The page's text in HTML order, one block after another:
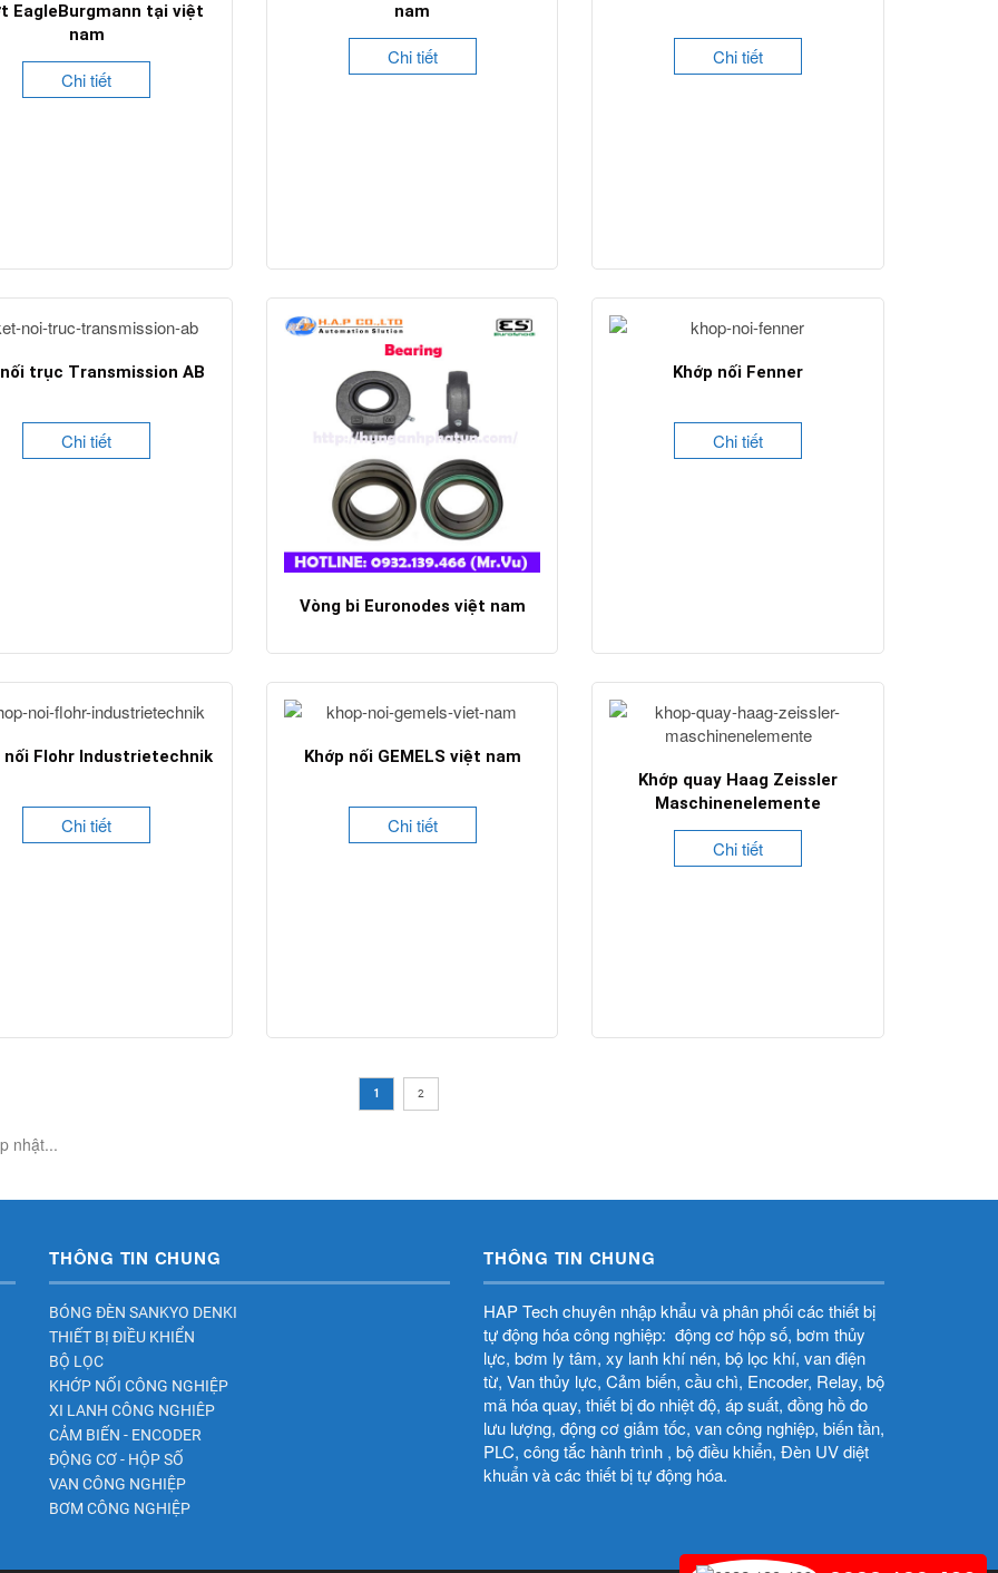
EagleBurgmann tại việt
nam
Chi tiết
nam
Chi tiết Chi tiết
trục Transmission AB
Chi tiết
Vòng bi Euronodes việt nam
Khớp nối Fenner
Chi tiết
nối Flohr Industrietechnik
Chi tiết
Khớp nối GEMELS việt nam
Chi tiết
Khớp quay Haag Zeissler
Maschinenelemente
Chi tiết
1 2
nhật...
THÔNG TIN CHUNG
BÓNG ĐÈN SANKYO DENKI
THIẾT BỊ ĐIỀU KHIỂN
BỘ LỌC
KHỚP NỐI CÔNG NGHIỆP
XI LANH CÔNG NGHIÊP
CẢM BIẾN - ENCODER
ĐỘNG CƠ - HỘP SỐ
VAN CÔNG NGHIỆP
BƠM CÔNG NGHIỆP
THÔNG TIN CHUNG
HAP Tech chuyên nhập khẩu và phân phối các thiết bị
tự động hóa công nghiệp: động cơ hộp số, bơm thủy
lực, bơm ly tâm, xy lanh khí nén, bộ lọc khí, van điện
từ, Van thủy lực, Cảm biến, cầu chì, Encoder, Relay, bộ
mã hóa quay, thiết bị đo nhiệt độ, áp suất, đồng hồ đo
lưu lượng, động cơ giảm tốc, van công nghiệp, biến tần,
PLC, công tắc hành trình , bộ điều khiển, Đèn UV diệt
khuẩn và các thiết bị tự động hóa.